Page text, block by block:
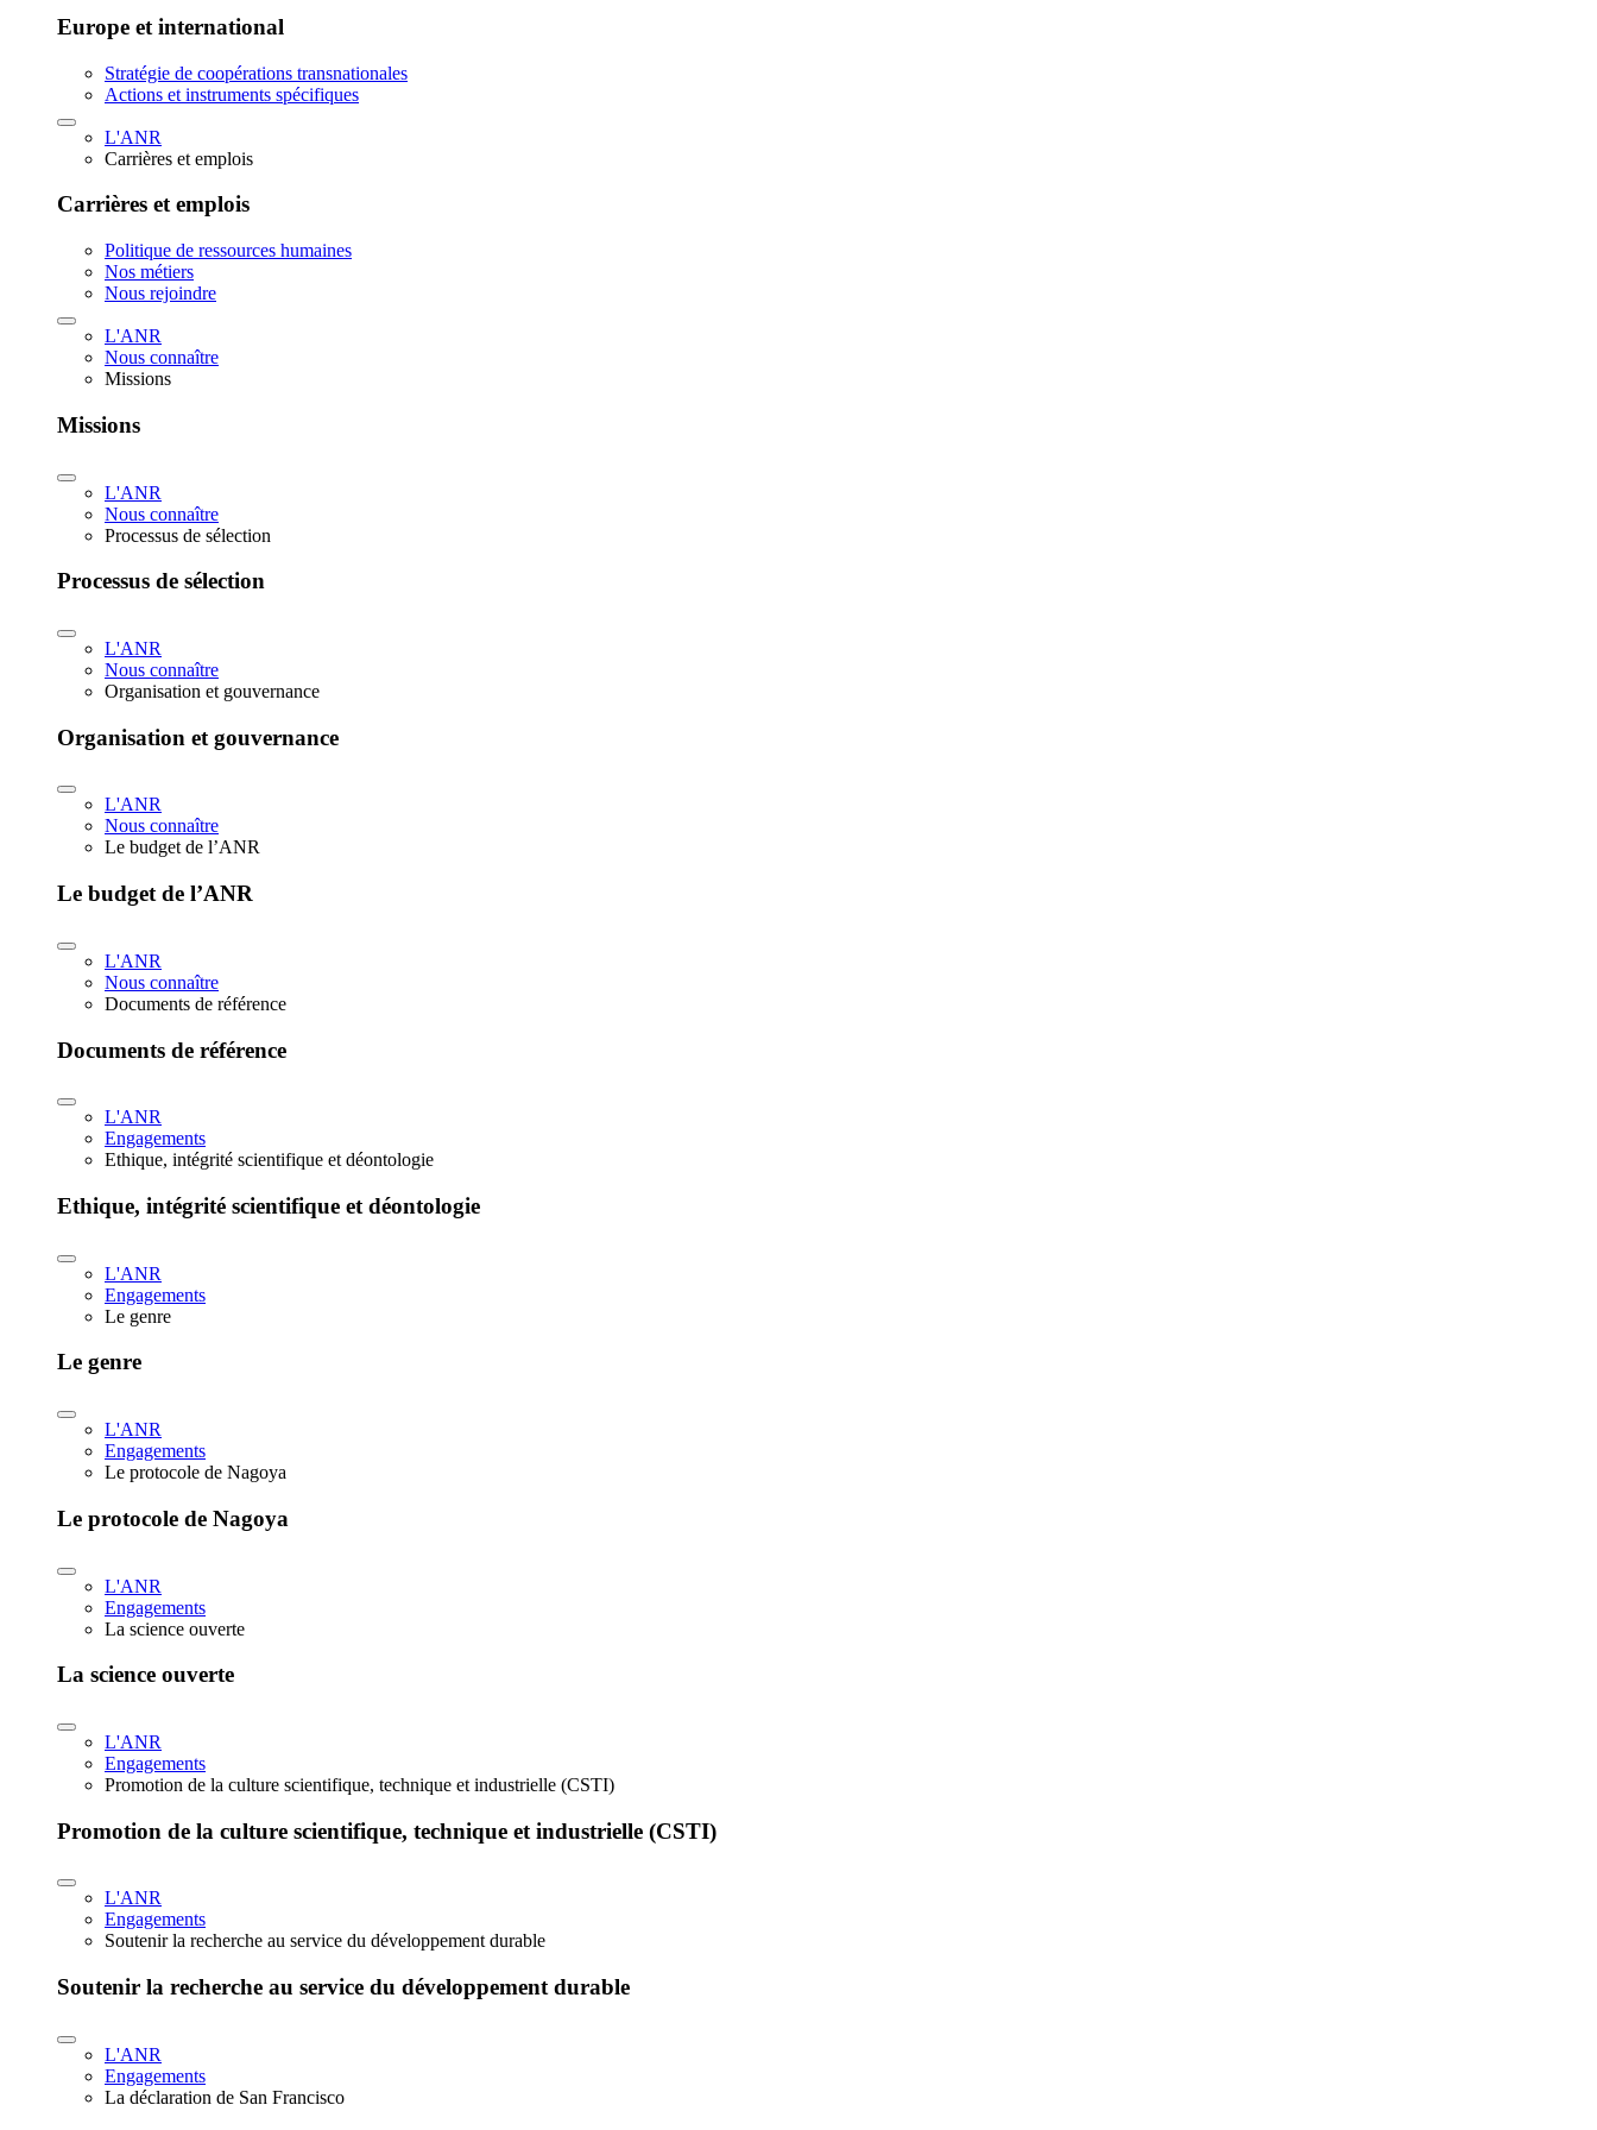
Europe et international
Stratégie de coopérations transnationales
Actions et instruments spécifiques
L'ANR
Carrières et emplois
Carrières et emplois
Politique de ressources humaines
Nos métiers
Nous rejoindre
L'ANR
Nous connaître
Missions
Missions
L'ANR
Nous connaître
Processus de sélection
Processus de sélection
L'ANR
Nous connaître
Organisation et gouvernance
Organisation et gouvernance
L'ANR
Nous connaître
Le budget de l’ANR
Le budget de l’ANR
L'ANR
Nous connaître
Documents de référence
Documents de référence
L'ANR
Engagements
Ethique, intégrité scientifique et déontologie
Ethique, intégrité scientifique et déontologie
L'ANR
Engagements
Le genre
Le genre
L'ANR
Engagements
Le protocole de Nagoya
Le protocole de Nagoya
L'ANR
Engagements
La science ouverte
La science ouverte
L'ANR
Engagements
Promotion de la culture scientifique, technique et industrielle (CSTI)
Promotion de la culture scientifique, technique et industrielle (CSTI)
L'ANR
Engagements
Soutenir la recherche au service du développement durable
Soutenir la recherche au service du développement durable
L'ANR
Engagements
La déclaration de San Francisco